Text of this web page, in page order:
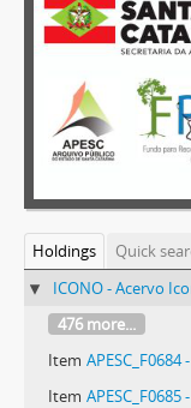
Holdings
Quick
ICONO - Acervo
476 more...
Item
Item